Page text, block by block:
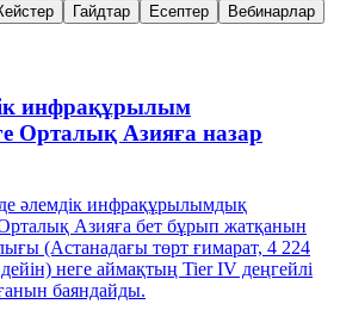
Гайдтар Есептер
Вебинарлар
инфрақұрылым
Орталық Азияға назар
әлемдік инфрақұрылымдық
Азияға бет бұрып жатқанын
(Астанадағы төрт ғимарат, 4 224
неге аймақтың Tier IV деңгейлі
баяндайды.